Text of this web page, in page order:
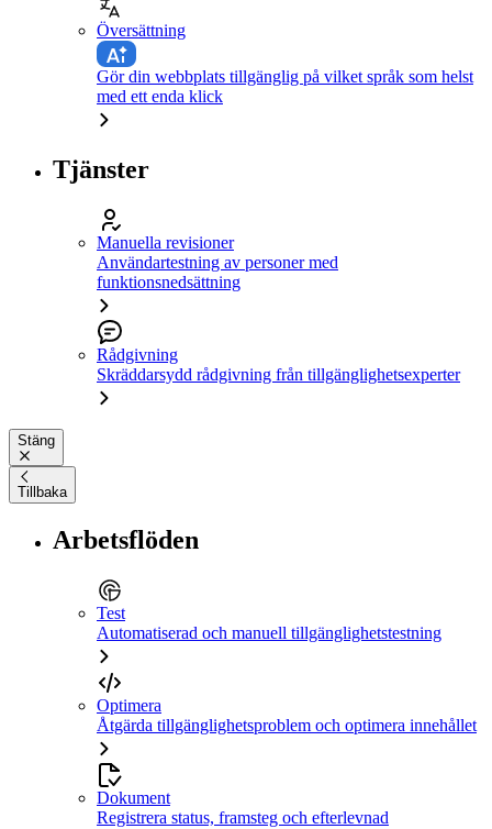
Översättning
Gör din webbplats tillgänglig på vilket språk som helst
med ett enda klick
Tjänster
Manuella revisioner
Användartestning av personer med
funktionsnedsättning
Rådgivning
Skräddarsydd rådgivning från tillgänglighetsexperter
Stäng
Tillbaka
Arbetsflöden
Test
Automatiserad och manuell tillgänglighetstestning
Optimera
Åtgärda tillgänglighetsproblem och optimera innehållet
Dokument
Registrera status, framsteg och efterlevnad